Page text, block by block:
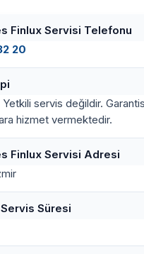
Finlux Servisi Telefonu
20
servis değildir.
hizmet vermektedir.
Finlux Servisi Adresi
Servis Süresi